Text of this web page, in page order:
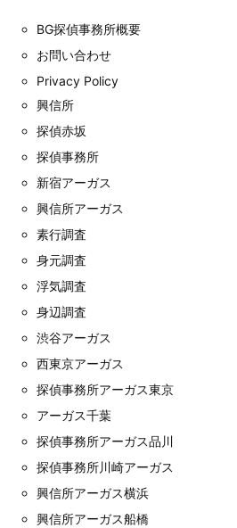
BG探偵事務所概要
お問い合わせ
Privacy Policy
興信所
探偵赤坂
探偵事務所
新宿アーガス
興信所アーガス
素行調査
身元調査
浮気調査
身辺調査
渋谷アーガス
西東京アーガス
探偵事務所アーガス東京
アーガス千葉
探偵事務所アーガス品川
探偵事務所川崎アーガス
興信所アーガス横浜
興信所アーガス船橋